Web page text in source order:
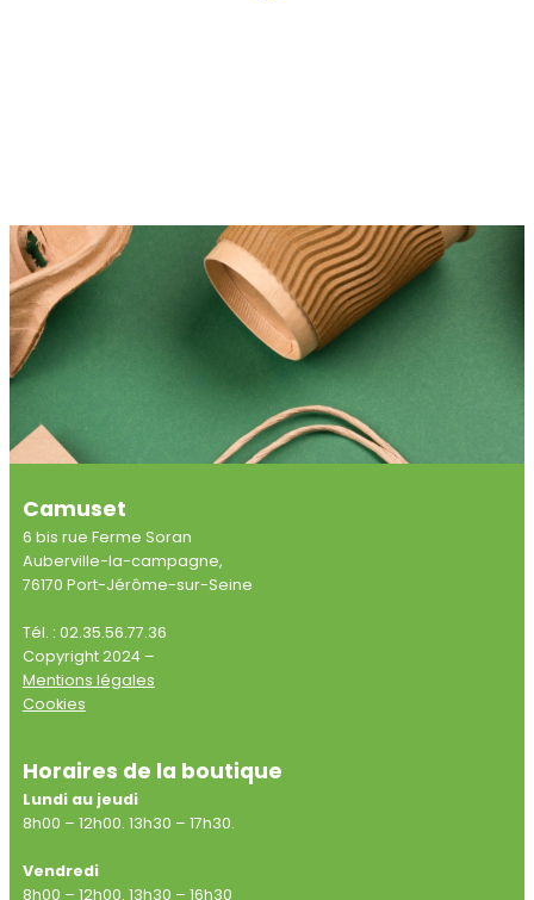
Camuset
6 bis rue Ferme Soran
Auberville-la-campagne,
76170 Port-Jérôme-sur-Seine
Tél. : 02.35.56.77.36
Copyright 2024 –
Mentions légales
Cookies
Horaires de la boutique
Lundi au jeudi
8h00 – 12h00. 13h30 – 17h30.
Vendredi
8h00 – 12h00. 13h30 – 16h30